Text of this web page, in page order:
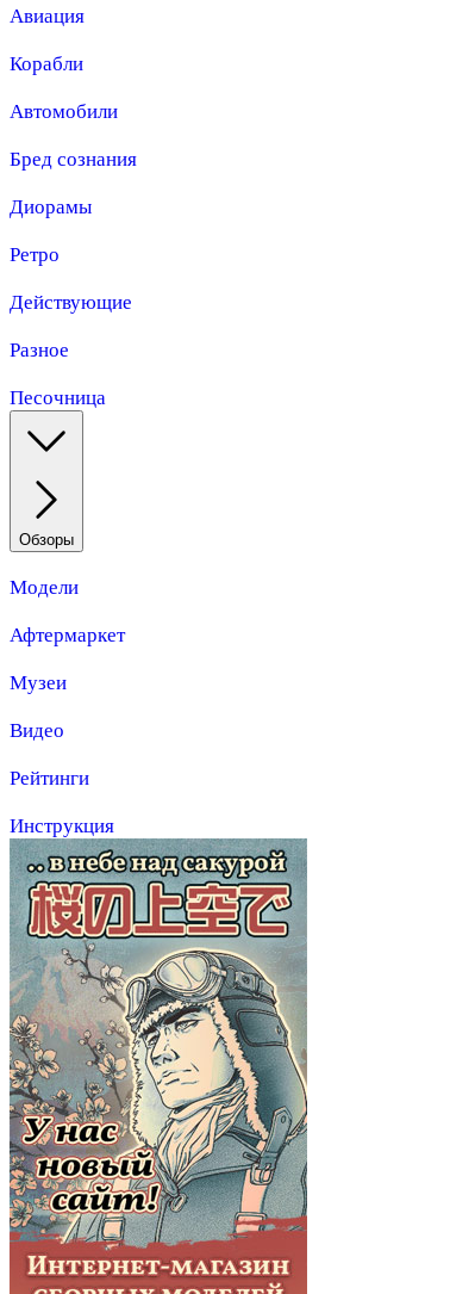
Авиация
Корабли
Автомобили
Бред сознания
Диорамы
Ретро
Действующие
Разное
Песочница
Обзоры
Модели
Афтермаркет
Музеи
Видео
Рейтинги
Инструкция